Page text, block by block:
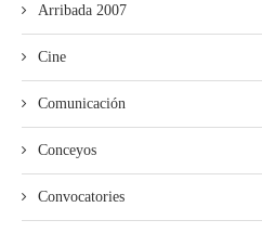
Arribada 2007
Cine
Comunicación
Conceyos
Convocatories